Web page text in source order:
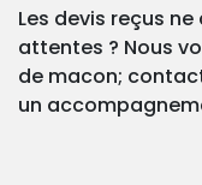
Les devis reçus
attentes ? Nous
de macon;
un